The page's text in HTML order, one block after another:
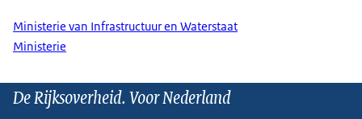
Ministerie van Infrastructuur en Waterstaat
Ministerie
De Rijksoverheid. Voor Nederland